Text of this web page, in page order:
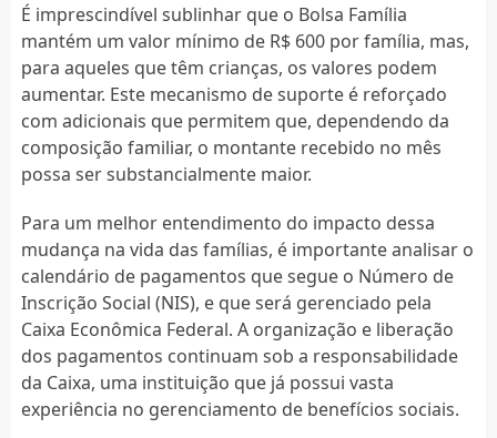
É imprescindível sublinhar que o Bolsa Família
mantém um valor mínimo de R$ 600 por família, mas,
para aqueles que têm crianças, os valores podem
aumentar. Este mecanismo de suporte é reforçado
com adicionais que permitem que, dependendo da
composição familiar, o montante recebido no mês
possa ser substancialmente maior.
Para um melhor entendimento do impacto dessa
mudança na vida das famílias, é importante analisar o
calendário de pagamentos que segue o Número de
Inscrição Social (NIS), e que será gerenciado pela
Caixa Econômica Federal. A organização e liberação
dos pagamentos continuam sob a responsabilidade
da Caixa, uma instituição que já possui vasta
experiência no gerenciamento de benefícios sociais.